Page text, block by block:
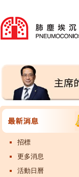
招標
更多消息
活動日曆